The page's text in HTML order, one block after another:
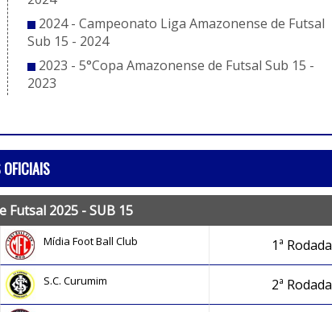
2024 - Campeonato Liga Amazonense de Futsal
Sub 15 - 2024
2023 - 5°Copa Amazonense de Futsal Sub 15 -
2023
OFICIAIS
Futsal 2025 - SUB 15
Mídia Foot Ball Club 1ª Rodada
S.C. Curumim 2ª Rodada